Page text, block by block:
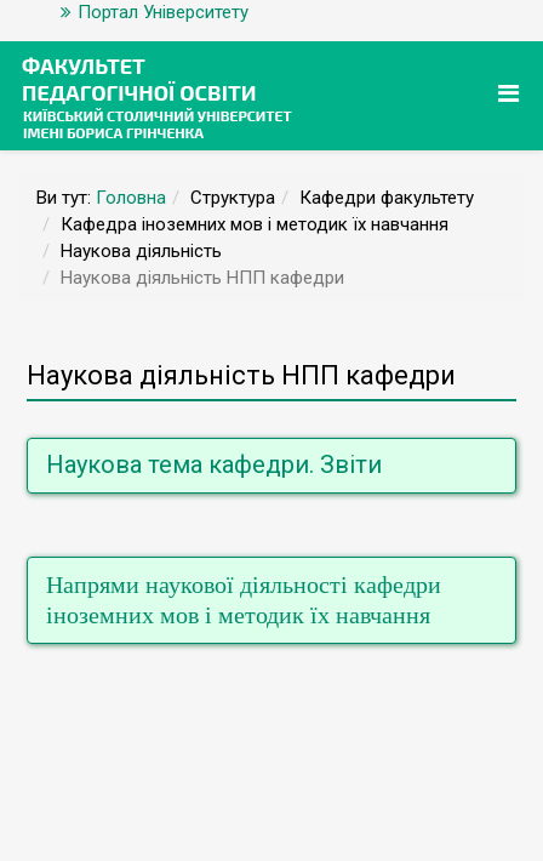
Портал Університету
Ви тут: Головна Структура
Кафедри факультету
Кафедра іноземних мов і методик їх навчання
Наукова діяльність
Наукова діяльність НПП кафедри
Наукова діяльність НПП кафедри
Наукова тема кафедри. Звіти
Презентація до звіту реалізації наукової теми
кафедри
ПРОМІЖНИЙ ЗВІТ ПРО РЕАЛІЗАЦІЮ
НАУКОВОЇ ТЕМИ КАФЕДРИ (листопад,2019)
Напрями наукової діяльності кафедри
іноземних мов і методик їх навчання